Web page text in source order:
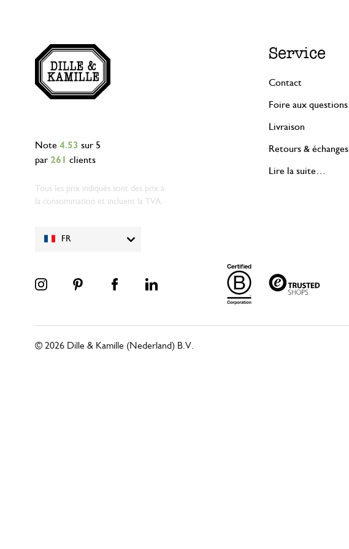
FR
Note 4.53 sur 5
par 261 clients
Tous les prix indiqués sont des prix à
la consommation et incluent la TVA.
Service
Contact
Foire aux questions
Livraison
Retours & échanges
Lire la suite…
© 2026 Dille & Kamille (Nederland) B.V.